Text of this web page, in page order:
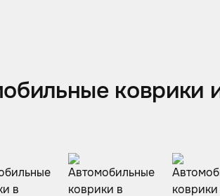
коврики